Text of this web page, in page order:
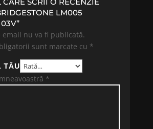
SCRII O RECENZIE
LM005
email nu va fi publicată.
sunt marcate cu *
TĂU
*